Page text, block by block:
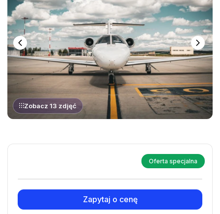
Zobacz 13 zdjęć
Oferta specjalna
Zapytaj o cenę